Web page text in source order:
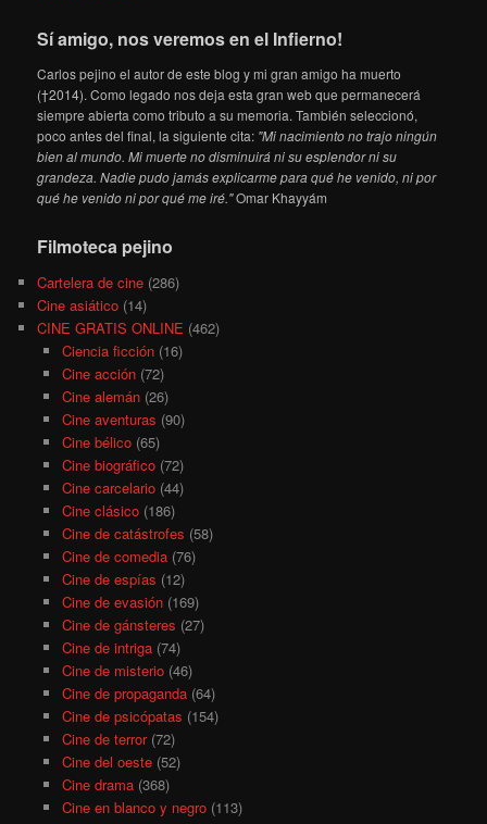
Sí amigo, nos veremos en el Infierno!
Carlos pejino el autor de este blog y mi gran amigo ha muerto
(†2014). Como legado nos deja esta gran web que permanecerá
siempre abierta como tributo a su memoria. También seleccionó,
poco antes del final, la siguiente cita: "Mi nacimiento no trajo ningún
bien al mundo. Mi muerte no disminuirá ni su esplendor ni su
grandeza. Nadie pudo jamás explicarme para qué he venido, ni por
qué he venido ni por qué me iré."Omar Khayyám
Filmoteca pejino
Cartelera de cine (286)
Cine asiático (14)
CINE GRATIS ONLINE (462)
Ciencia ficción(16)
Cine acción(72)
Cine alemán(26)
Cine aventuras (90)
Cine bélico(65)
Cine biográfico(72)
Cine carcelario(44)
Cine clásico(186)
Cine de catástrofes (58)
Cine de comedia(76)
Cine de espías (12)
Cine de evasión(169)
Cine de gánsteres (27)
Cine de intriga(74)
Cine de misterio(46)
Cine de propaganda(64)
Cine de psicópatas (154)
Cine de terror(72)
Cine del oeste(52)
Cine drama(368)
Cine en blanco y negro(113)